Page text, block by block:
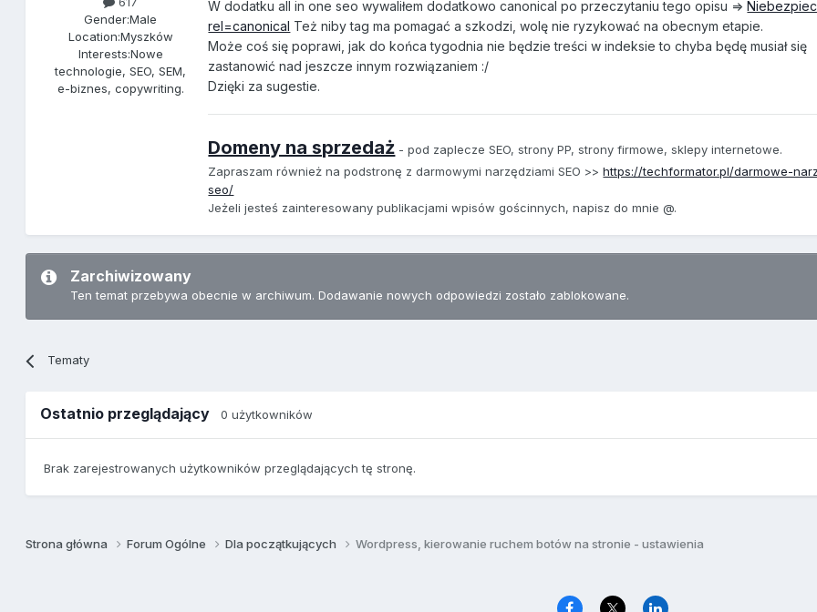
Gender:Male
Location:Myszków
Interests:Nowe
technologie, SEO, SEM,
e-biznes, copywriting.
W dodatku all in one seo wywaliłem dodatkowo canonical po przeczytaniu tego opisu =>
rel=canonical Też niby tag ma pomagać a szkodzi, wolę nie ryzykować na obecnym etapie.
Może coś się poprawi, jak do końca tygodnia nie będzie treści w indeksie to chyba będę musiał się
zastanowić nad jeszcze innym rozwiązaniem :/
Dzięki za sugestie.
Domeny na sprzedaż - pod zaplecze SEO, strony PP, strony firmowe, sklepy internetowe.
Zapraszam również na podstronę z darmowymi narzędziami SEO >>https://techformator.pl/darmowe-
seo/
Jeżeli jesteś zainteresowany publikacjami wpisów gościnnych, napisz do mnie@.
Zarchiwizowany
Ten temat przebywa obecnie w archiwum. Dodawanie nowych odpowiedzi zostało zablokowane.
Tematy
Ostatnio przeglądający0 użytkowników
Brak zarejestrowanych użytkowników przeglądających tę stronę.
Strona główna Forum Ogólne Dla początkujących Wordpress, kierowanie ruchem botów na stronie - ustawienia